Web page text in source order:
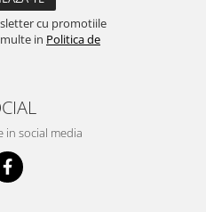
cu promotiile
in Politica de
in social media